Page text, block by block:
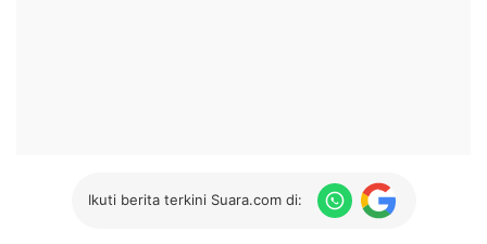
Ikuti berita terkini Suara.com di: